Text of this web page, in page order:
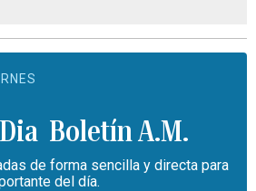
Boletín A.M.
de forma sencilla y directa para
del día.